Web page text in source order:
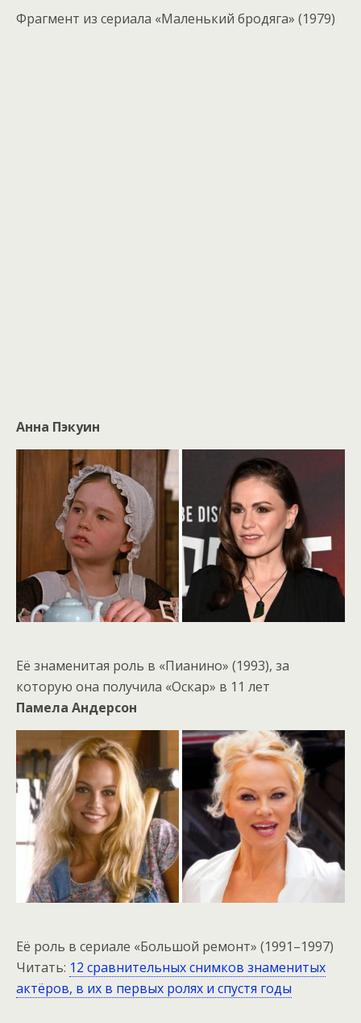
Фрагмент из сериала «Маленький бродяга» (1979)
Анна Пэкуин
Её знаменитая роль в «Пианино» (1993), за
которую она получила «Оскар» в 11 лет
Памела Андерсон
Её роль в сериале «Большой ремонт» (1991–1997)
Читать: 12 сравнительных снимков знаменитых
актёров, в их в первых ролях и спустя годы